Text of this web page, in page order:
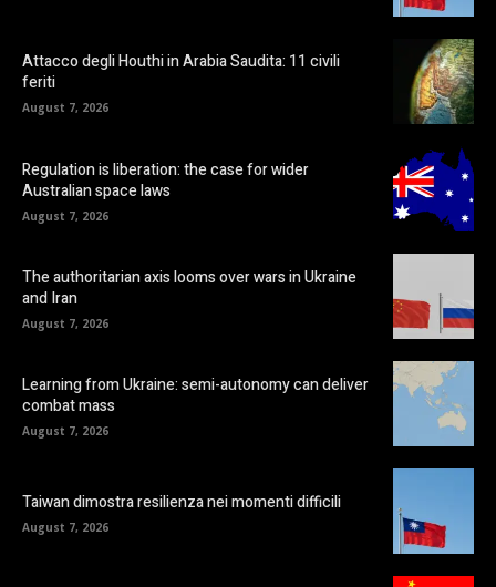
Attacco degli Houthi in Arabia Saudita: 11 civili
feriti
August 7, 2026
Regulation is liberation: the case for wider
Australian space laws
August 7, 2026
The authoritarian axis looms over wars in Ukraine
and Iran
August 7, 2026
Learning from Ukraine: semi-autonomy can deliver
combat mass
August 7, 2026
Taiwan dimostra resilienza nei momenti difficili
August 7, 2026